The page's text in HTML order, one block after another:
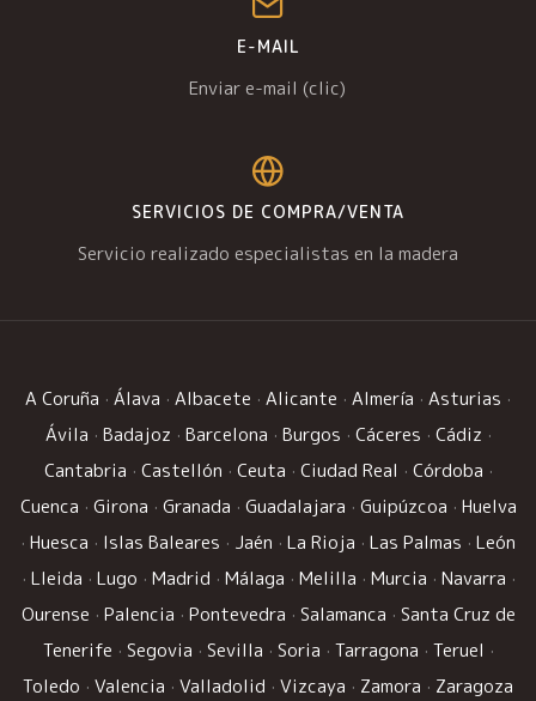
E-MAIL
Enviar e-mail (clic)
SERVICIOS DE COMPRA/VENTA
Servicio realizado especialistas en la madera
A Coruña · Álava · Albacete · Alicante · Almería · Asturias ·
Ávila · Badajoz · Barcelona · Burgos · Cáceres · Cádiz ·
Cantabria · Castellón · Ceuta · Ciudad Real · Córdoba ·
Cuenca · Girona · Granada · Guadalajara · Guipúzcoa · Huelva
· Huesca · Islas Baleares · Jaén · La Rioja · Las Palmas · León
· Lleida · Lugo · Madrid · Málaga · Melilla · Murcia · Navarra ·
Ourense · Palencia · Pontevedra · Salamanca · Santa Cruz de
Tenerife · Segovia · Sevilla · Soria · Tarragona · Teruel ·
Toledo · Valencia · Valladolid · Vizcaya · Zamora · Zaragoza